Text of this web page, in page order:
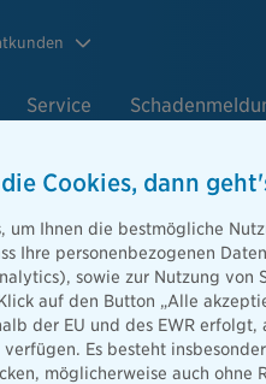
Service
der ganzen
Sie entspannt
Reiseratgeber wird der
zeigen, warum gute
sollten.
Cookies, dann
um Ihnen die bestmögliche
Ihre personenbezogenen
sowie zur Nutzung
auf den Button „Alle
der EU und des EWR
Es besteht
möglicherweise auch